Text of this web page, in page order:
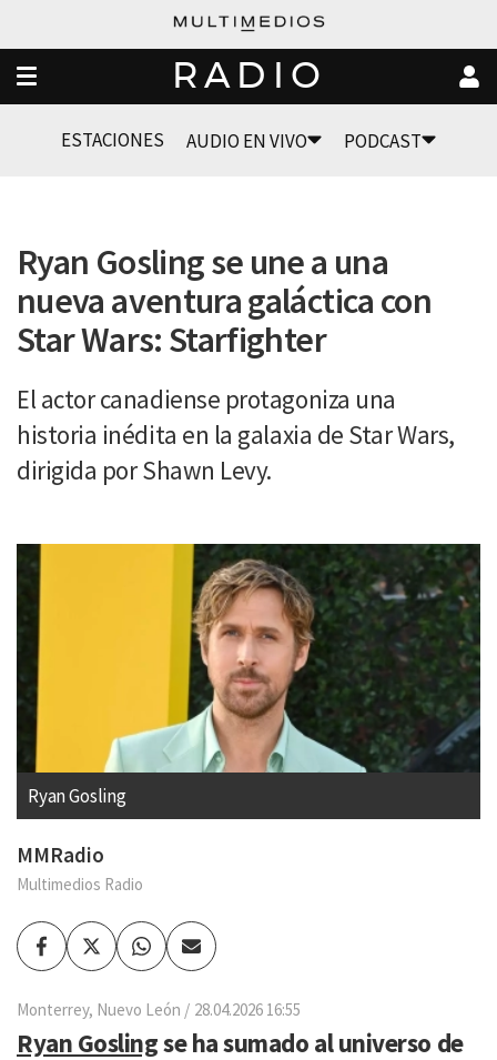
RADIO
ESTACIONES AUDIO EN VIVO PODCAST
Ryan Gosling se une a una
nueva aventura galáctica con
Star Wars: Starfighter
El actor canadiense protagoniza una
historia inédita en la galaxia de Star Wars,
dirigida por Shawn Levy.
Ryan Gosling
MMRadio
Multimedios Radio
FacebookTwitterWhatsapp
Enviar
por
Monterrey, Nuevo León 28.04.2026 16:55
Ryan Goslingse ha sumado al universo de